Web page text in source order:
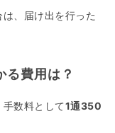
、届け出を行った
る費用は？
数料として1通350